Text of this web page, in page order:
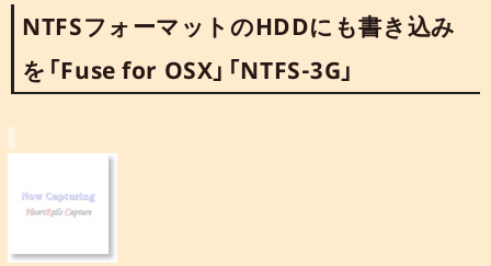
NTFSフォーマットのHDDにも書き込み
を「Fuse for OSX」「NTFS-3G」